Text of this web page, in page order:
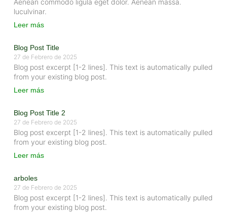
Aenean commodo ligula eget dolor. Aenean massa.
luculvinar.
Leer más
Blog Post Title
27 de Febrero de 2025
Blog post excerpt [1-2 lines]. This text is automatically pulled
from your existing blog post.
Leer más
Blog Post Title 2
27 de Febrero de 2025
Blog post excerpt [1-2 lines]. This text is automatically pulled
from your existing blog post.
Leer más
arboles
27 de Febrero de 2025
Blog post excerpt [1-2 lines]. This text is automatically pulled
from your existing blog post.